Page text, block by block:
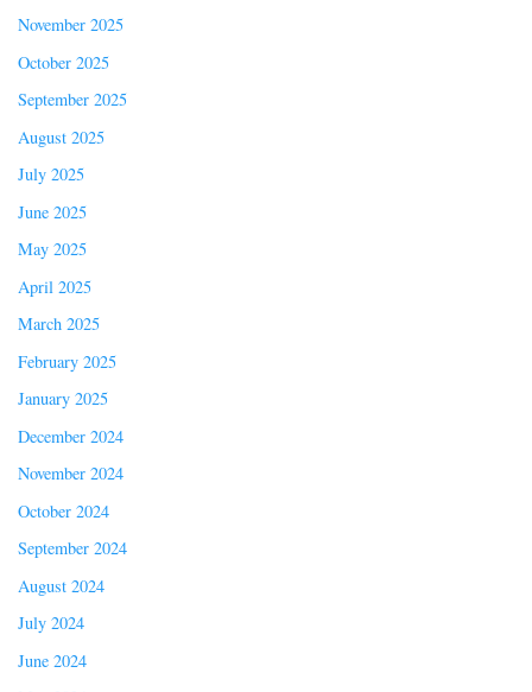
November 2025
October 2025
September 2025
August 2025
July 2025
June 2025
May 2025
April 2025
March 2025
February 2025
January 2025
December 2024
November 2024
October 2024
September 2024
August 2024
July 2024
June 2024